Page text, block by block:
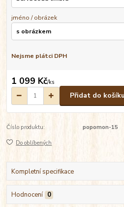
jméno / obrázek
Nejsme plátci DPH
1 099 Kč/ks
Přidat do košíku
Číslo produktu: popomon-15
Do oblíbených
Kompletní specifikace
Hodnocení 0